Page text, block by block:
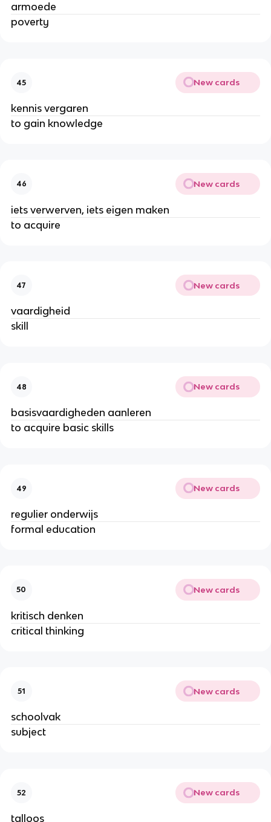
armoede
poverty
45 New cards
kennis vergaren
to gain knowledge
46 New cards
iets verwerven, iets eigen maken
to acquire
47 New cards
vaardigheid
skill
48 New cards
basisvaardigheden aanleren
to acquire basic skills
49 New cards
regulier onderwijs
formal education
50 New cards
kritisch denken
critical thinking
51 New cards
schoolvak
subject
52 New cards
talloos